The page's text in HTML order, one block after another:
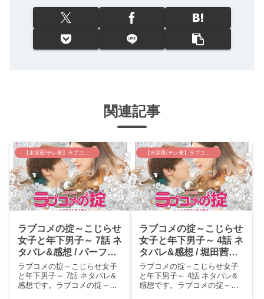
関連記事
【水深夜/テレ東】ラブコメの掟
ラブコメの掟～こじらせ
女子と年下男子～ 7話 ネ
タバレ&感想 / パーフェ
クト年下男子、小関裕
太！！耳キスずるい
(≧∇≦)
ラブコメの掟～こじらせ女子
と年下男子～ 7話 ネタバレ&
感想です。ラブコメの掟～こ
【水深夜/テレ東】ラブコメの掟
ラブコメの掟～こじらせ
女子と年下男子～ 4話 ネ
タバレ&感想 / 堀田茜参
戦！めちゃカワイイ＆小
顔！！亮くん頑張って
ー！！
ラブコメの掟～こじらせ女子
と年下男子～ 4話 ネタバレ&
感想です。ラブコメの掟～こ